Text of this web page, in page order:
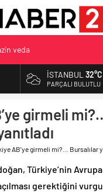
Çarşısı’na ilk kazma
500 bin liralık
Tepeköy’de asfalt mesaisi
İSTANBUL32°C
PARÇALI BULUTLU
girmeli
AB’ye girmeli mi?… Bursalılar
Türkiye’nin
gerektiğini